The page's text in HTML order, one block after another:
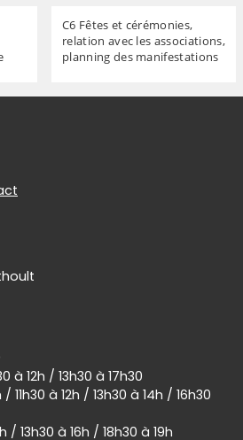
C6 Fêtes et cérémonies,
relation avec les associations,
planning des manifestations
contact
à 12h / 13h30 à 17h30
à 12h / 13h30 à 14h / 16h30
/ 13h30 à 16h / 18h30 à 19h